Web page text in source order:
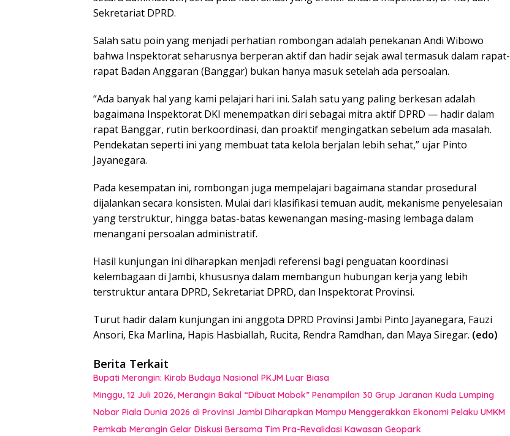
Sekretariat DPRD.
Salah satu poin yang menjadi perhatian rombongan adalah penekanan Andi Wibowo
bahwa Inspektorat seharusnya berperan aktif dan hadir sejak awal termasuk dalam rapat-
rapat Badan Anggaran (Banggar) bukan hanya masuk setelah ada persoalan.
“Ada banyak hal yang kami pelajari hari ini. Salah satu yang paling berkesan adalah
bagaimana Inspektorat DKI menempatkan diri sebagai mitra aktif DPRD — hadir dalam
rapat Banggar, rutin berkoordinasi, dan proaktif mengingatkan sebelum ada masalah.
Pendekatan seperti ini yang membuat tata kelola berjalan lebih sehat,” ujar Pinto
Jayanegara.
Pada kesempatan ini, rombongan juga mempelajari bagaimana standar prosedural
dijalankan secara konsisten. Mulai dari klasifikasi temuan audit, mekanisme penyelesaian
yang terstruktur, hingga batas-batas kewenangan masing-masing lembaga dalam
menangani persoalan administratif.
Hasil kunjungan ini diharapkan menjadi referensi bagi penguatan koordinasi
kelembagaan di Jambi, khususnya dalam membangun hubungan kerja yang lebih
terstruktur antara DPRD, Sekretariat DPRD, dan Inspektorat Provinsi.
Turut hadir dalam kunjungan ini anggota DPRD Provinsi Jambi Pinto Jayanegara, Fauzi
Ansori, Eka Marlina, Hapis Hasbiallah, Rucita, Rendra Ramdhan, dan Maya Siregar. (edo)
Berita Terkait
Bupati Merangin: Kirab Budaya Nasional PKJM Luar Biasa
Minggu, 12 Juli 2026, Merangin Bakal “Dibuat Mabok” Penampilan 30 Grup Jaranan Kuda Lumping
Nobar Piala Dunia 2026 di Provinsi Jambi Diharapkan Mampu Menggerakkan Ekonomi Pelaku UMKM
Pemkab Merangin Gelar Diskusi Bersama Tim Pra-Revalidasi Kawasan Geopark